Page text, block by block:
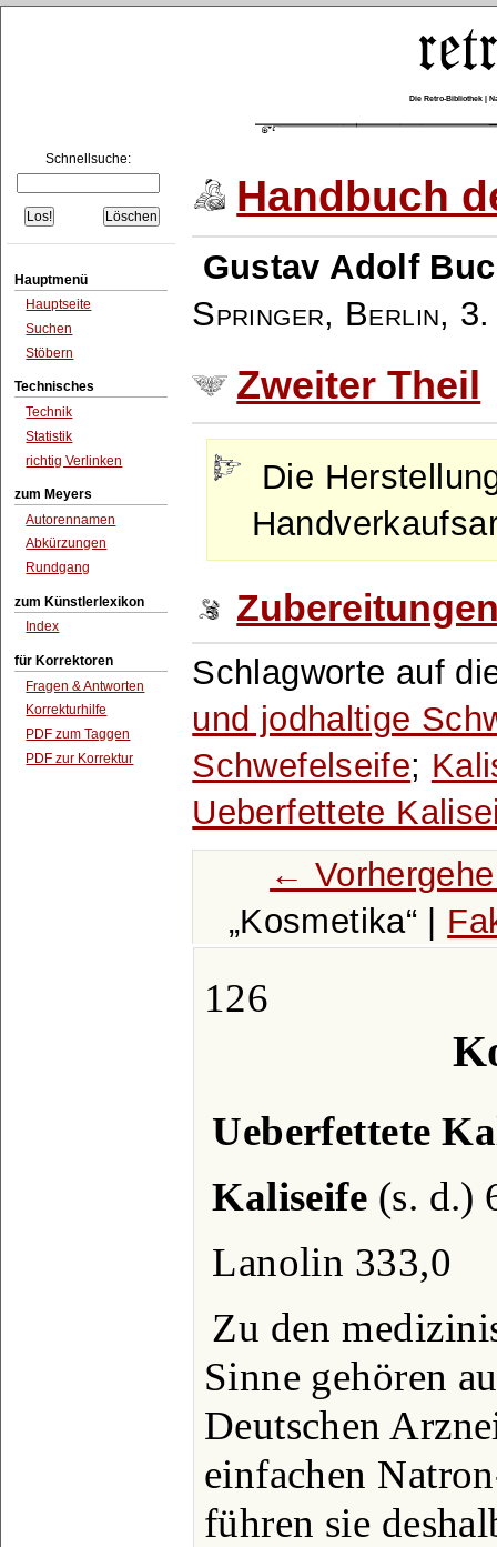
Die Retro-Bibliothek |
Schnellsuche:
Hauptmenü
Hauptseite
Suchen
Stöbern
Technisches
Technik
Statistik
richtig Verlinken
zum Meyers
Autorennamen
Abkürzungen
Rundgang
zum Künstlerlexikon
Index
für Korrektoren
Fragen & Antworten
Korrekturhilfe
PDF zum Taggen
PDF zur Korrektur
Handbuch
Gustav Adolf
Springer, Berlin,
Zweiter Theil
Die
Schlagworte auf
und jodhaltige
Schwefelseife;
Ueberfettete
←
Kosmetika
|
126
Ueberfettete
Kaliseife (s. d.)
Lanolin 333,0
Zu den
Sinne gehören
Deutschen
einfachen
führen sie